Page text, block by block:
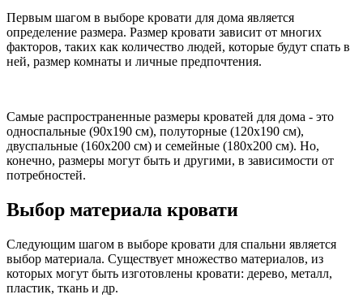
Первым шагом в выборе кровати для дома является
определение размера. Размер кровати зависит от многих
факторов, таких как количество людей, которые будут спать в
ней, размер комнаты и личные предпочтения.
Самые распространенные размеры кроватей для дома - это
односпальные (90х190 см), полуторные (120х190 см),
двуспальные (160х200 см) и семейные (180х200 см). Но,
конечно, размеры могут быть и другими, в зависимости от
потребностей.
Выбор материала кровати
Следующим шагом в выборе кровати для спальни является
выбор материала. Существует множество материалов, из
которых могут быть изготовлены кровати: дерево, металл,
пластик, ткань и др.